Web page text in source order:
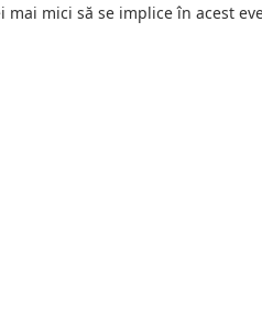
mici să se implice în acest